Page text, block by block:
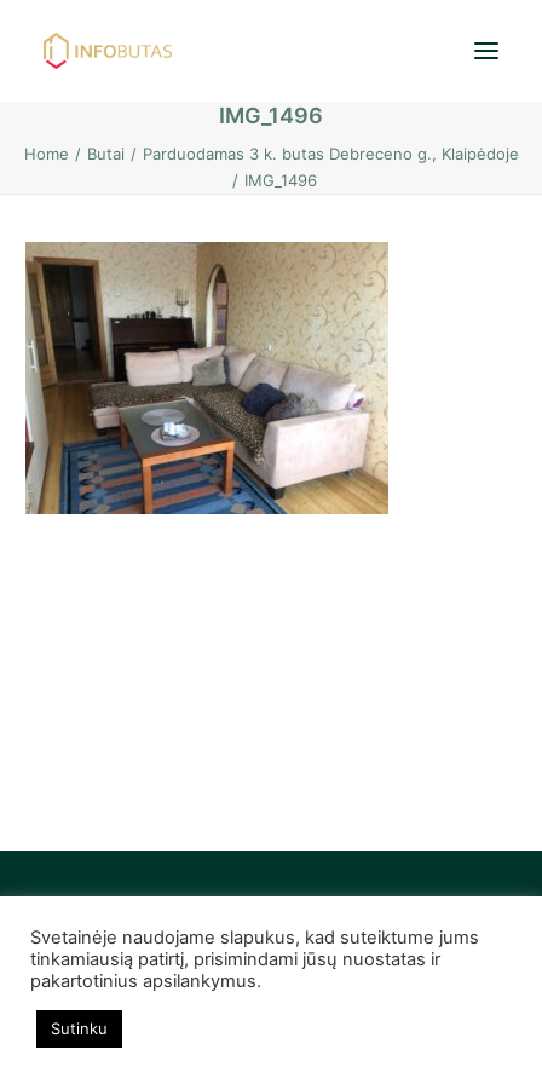
Pradžia
Namai / Kotedžai
Žemės sklypai
Nuoma
PASKOLOS
IMG_1496
Home Butai
Parduodamas 3 k. butas Debreceno g., Klaipėdoje
IMG_1496
© 2022 Infobutas. Visos teisės saugomos
Svetainėje naudojame slapukus, kad suteiktume jums
tinkamiausią patirtį, prisimindami jūsų nuostatas ir
pakartotinius apsilankymus.
Sutinku